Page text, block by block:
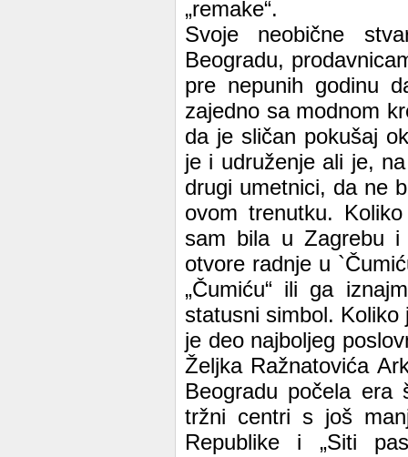
„remake“.
Svoje neobične
Beogradu,
pre nepunih godinu
zajedno sa modnom
da je sličan pokušaj
je i udruženje ali je,
drugi umetnici, da ne
ovom trenutku.
sam bila u Zagrebu i
otvore radnje u
„Čumiću“ ili ga
statusni simbol.
je deo najboljeg
Željka Ražnatovića
Beogradu počela era
tržni centri s još
Republike i „Siti